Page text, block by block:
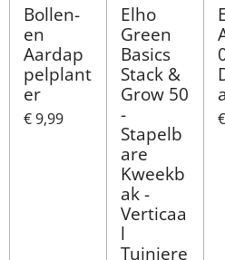
Bollen-
en
Aardap
pelplant
er
€ 9,99
Elho
Green
Basics
Stack &
Grow 50
-
Stapelb
are
Kweekb
ak -
Verticaa
l
Tuiniere